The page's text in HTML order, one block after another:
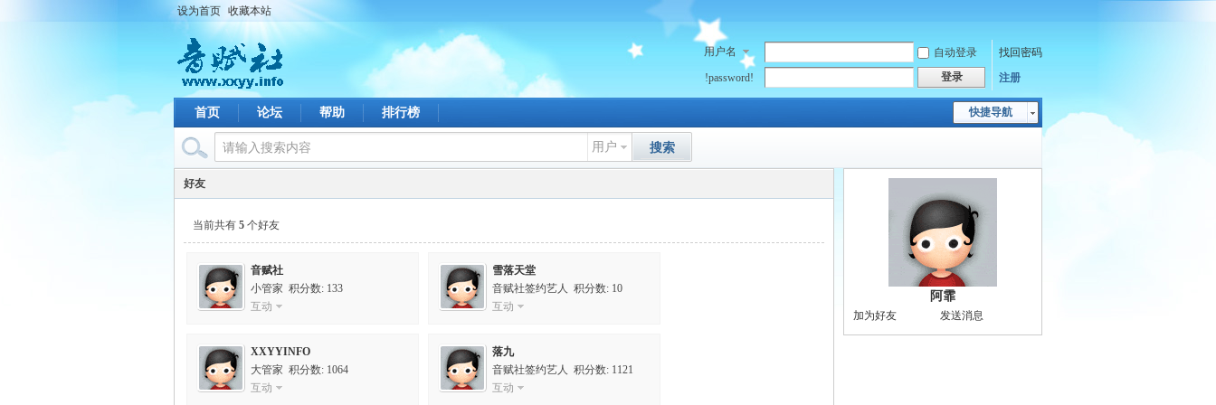
设为首页 收藏本站
用户名 自动登录
找回密码
!password!
登录 注册
快捷导航
首页 论坛 帮助 排行榜
用户 搜索
好友
当前共有 5 个好友
音赋社
小管家 积分数: 133
互动
雪落天堂
音赋社签约艺人 积分数: 10
互动
XXYYINFO
大管家 积分数: 1064
互动
落九
音赋社签约艺人 积分数: 1121
互动
阿霏
加为好友 发送消息